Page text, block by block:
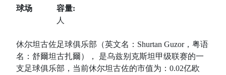
球场
容量:
人
休尔坦古佐足球俱乐部（英文名：Shurtan Guzor，粤语
名：舒爾坦古扎爾）， 是乌兹别克斯坦甲级联赛的一
支足球俱乐部，当前休尔坦古佐的市值为：0.02亿欧